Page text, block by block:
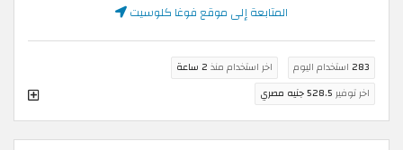
المتابعة إلى موقع فوغا كلوسيت
283 استخدام اليوم اخر استخدام منذ 2 ساعة
اخر توفير 528.5 جنيه مصري